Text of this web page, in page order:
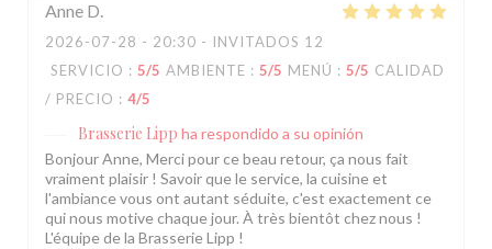
Anne D
2026-07-28 - 20:30 - INVITADOS 12
SERVICIO : 5/5 AMBIENTE : 5/5 MENÚ : 5/5 CALIDAD
/ PRECIO : 4/5
Brasserie Lipp ha respondido a su opinión
Bonjour Anne, Merci pour ce beau retour, ça nous fait
vraiment plaisir ! Savoir que le service, la cuisine et
l'ambiance vous ont autant séduite, c'est exactement ce
qui nous motive chaque jour. À très bientôt chez nous !
L'équipe de la Brasserie Lipp !